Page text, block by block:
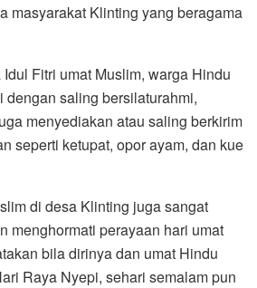
masyarakat Klinting yang beragama
Fitri umat Muslim, warga Hindu
dengan saling bersilaturahmi,
menyediakan atau saling berkirim
seperti ketupat, opor ayam, dan kue
di desa Klinting juga sangat
menghormati perayaan hari umat
bila dirinya dan umat Hindu
Raya Nyepi, sehari semalam pun